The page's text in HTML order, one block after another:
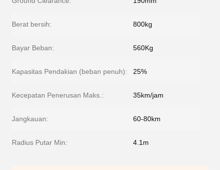
Berat bersih: 800kg
Bayar Beban: 560Kg
Kapasitas Pendakian (beban penuh): 25%
Kecepatan Penerusan Maks.: 35km/jam
Jangkauan: 60-80km
Radius Putar Min: 4.1m